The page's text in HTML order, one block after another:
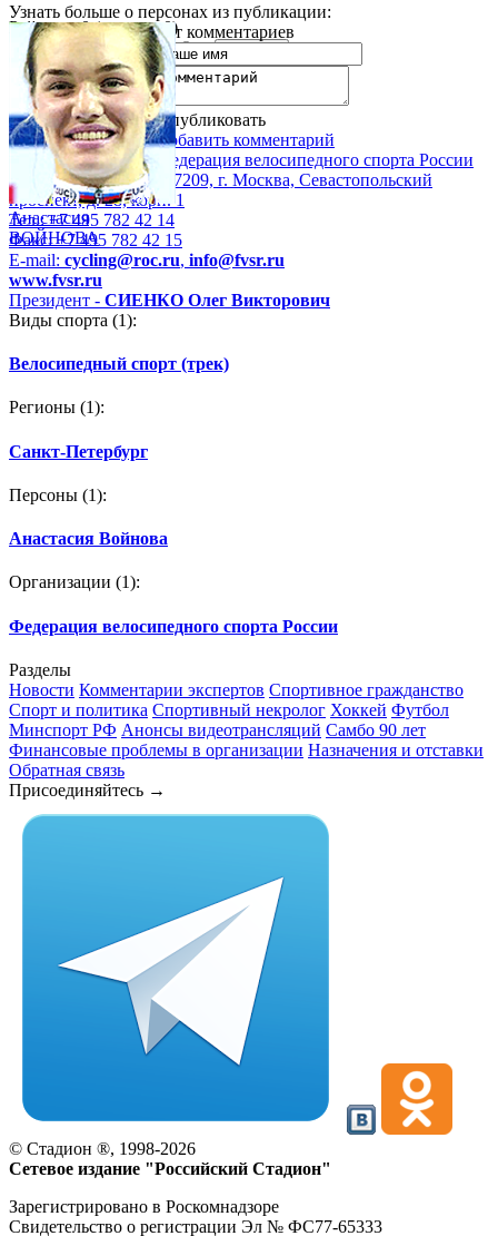
Рейтинг:0(оценок: 0)
1
3 4 5
Узнать больше о персонах из публикации:
Анастасия
ВОЙНОВА
нет комментариев
Опубликовать
Добавить комментарий
Федерация велосипедного спорта России
117209, г. Москва, Севастопольский
проспект, д. 28, корп. 1
Тел.: +7 495 782 42 14
Факс: +7 495 782 42 15
E-mail: cycling@roc.ru, info@fvsr.ru
www.fvsr.ru
Президент - СИЕНКО Олег Викторович
Виды спорта (1):
Велосипедный спорт (трек)
Регионы (1):
Санкт-Петербург
Персоны (1):
Анастасия Войнова
Организации (1):
Федерация велосипедного спорта России
Разделы
Новости Комментарии экспертов Спортивное гражданство
Спорт и политика Спортивный некролог Хоккей Футбол
Минспорт РФ Анонсы видеотрансляций Самбо 90 лет
Финансовые проблемы в организации Назначения и отставки
Обратная связь
Присоединяйтесь →
© Стадион ®, 1998-2026
Сетевое издание "Российский Стадион"
Зарегистрировано в Роскомнадзоре
Свидетельство о регистрации Эл № ФС77-65333